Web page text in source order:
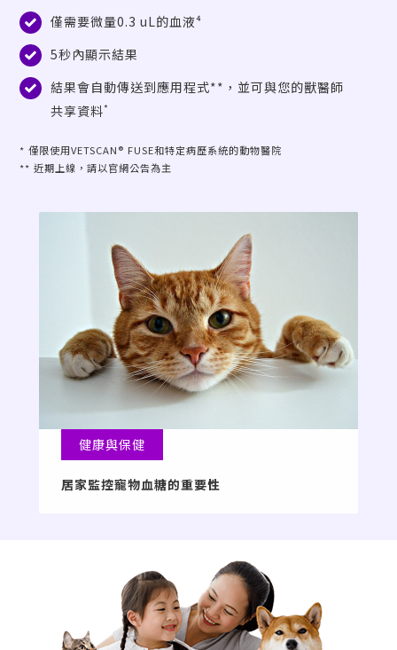
僅需要微量0.3 uL的血液⁴
5秒內顯示結果
結果會自動傳送到應用程式**，並可與您的獸醫師
共享資料*
* 僅限使用VETSCAN® FUSE和特定病歷系統的動物醫院
** 近期上線，請以官網公告為主
健康與保健
居家監控寵物血糖的重要性